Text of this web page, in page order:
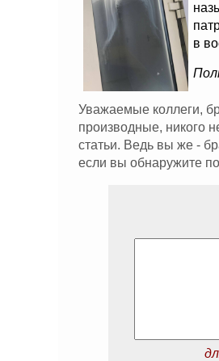
в
Уважаемые коллеги,
производные, никого
статьи. Ведь вы же -
если вы обнаружите